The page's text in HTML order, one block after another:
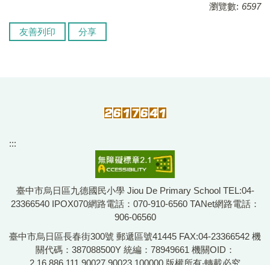
瀏覽數: 6597
友善列印 分享
:::
臺中市烏日區九德國民小學 Jiou De Primary School TEL:04-
23366540 IPOX070網路電話：070-910-6560 TANet網路電話：
906-06560
臺中市烏日區長春街300號 郵遞區號41445 FAX:04-23366542 機
關代碼：387088500Y 統編：78949661 機關OID：